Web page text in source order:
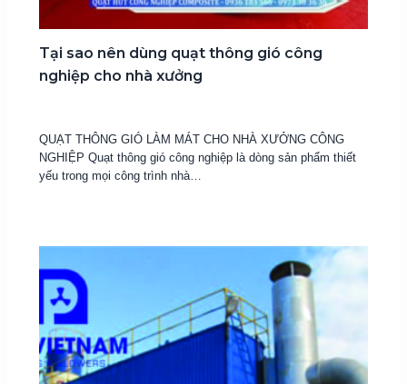
Tại sao nên dùng quạt thông gió công
nghiệp cho nhà xưởng
QUẠT THÔNG GIÓ LÀM MÁT CHO NHÀ XƯỞNG CÔNG
NGHIỆP Quạt thông gió công nghiệp là dòng sản phẩm thiết
yếu trong mọi công trình nhà…